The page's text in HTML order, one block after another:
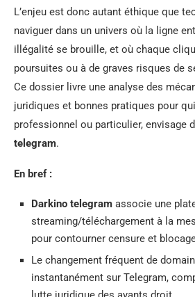
L’enjeu est donc autant éthique que
naviguer dans un univers où la ligne
illégalité se brouille, et où chaque
poursuites ou à de graves risques de
Ce dossier livre une analyse des
juridiques et bonnes pratiques pour
professionnel ou particulier, envisage
telegram.
En bref :
Darkino telegram associe une
streaming/téléchargement à la
pour contourner censure et
Le changement fréquent de
instantanément sur Telegram,